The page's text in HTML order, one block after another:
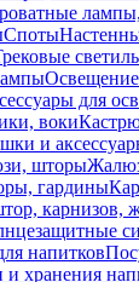
лампы,
Споты
для
воки
и
шторы
гардины
карнизов,
напитков
и хранения